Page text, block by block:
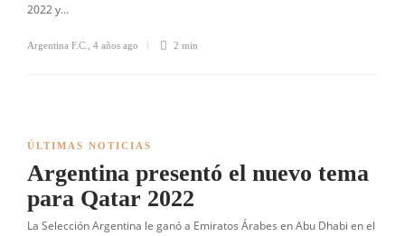
2022 y…
Argentina F.C. 4 años ago 2 min
ÚLTIMAS NOTICIAS
Argentina presentó el nuevo tema
para Qatar 2022
La Selección Argentina le ganó a Emiratos Árabes en Abu Dhabi en el